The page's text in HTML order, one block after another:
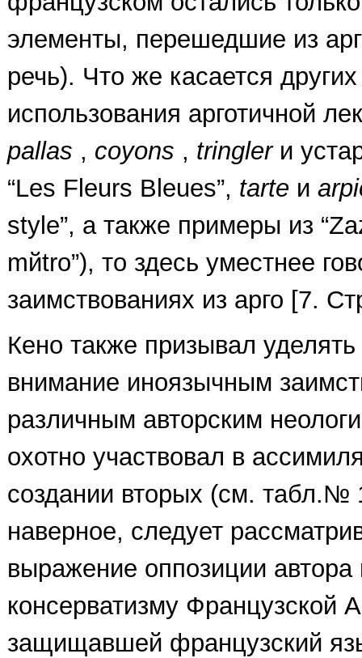
элементы, перешедшие из
речь). Что же касается
использования арготичной
pallas , coyons , tringler и
“Les Fleurs Bleues”, tarte и
style”, а также примеры из
mйtro”), то здесь уместнее
заимствованиях из арго [7.
Кено также призывал
внимание иноязычным
различным авторским
охотно участвовал в
создании вторых (см. табл.№
наверное, следует
выражение оппозиции
консерватизму Французской
защищавшей французский